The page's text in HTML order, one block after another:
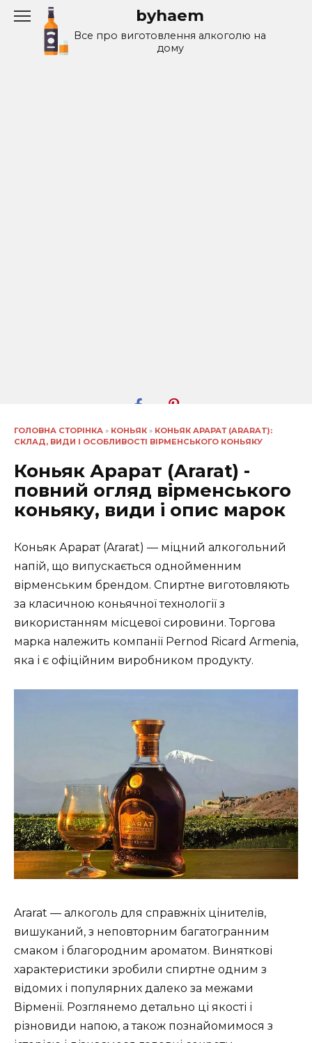
Перейти
содержанию
byhaem
Все про виготовлення алкоголю на
дому
ГОЛОВНА СТОРІНКА » КОНЬЯК » КОНЬЯК АРАРАТ (ARARAT):
СКЛАД, ВИДИ І ОСОБЛИВОСТІ ВІРМЕНСЬКОГО КОНЬЯКУ
Коньяк Арарат (Ararat) -
повний огляд вірменського
коньяку, види і опис марок
Коньяк Арарат (Ararat) — міцний алкогольний
напій, що випускається однойменним
вірменським брендом. Спиртне виготовляють
за класичною коньячної технології з
використанням місцевої сировини. Торгова
марка належить компанії Pernod Ricard Armenia,
яка і є офіційним виробником продукту.
Ararat — алкоголь для справжніх цінителів,
вишуканий, з неповторним багатогранним
смаком і благородним ароматом. Виняткові
характеристики зробили спиртне одним з
відомих і популярних далеко за межами
Вірменії. Розглянемо детально ці якості і
різновиди напою, а також познайомимося з